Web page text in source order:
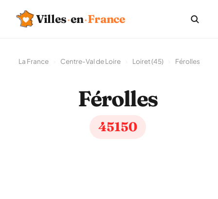
Villes·en·France
La France Centre-Val de Loire Loiret (45) Férolles
Férolles
45150